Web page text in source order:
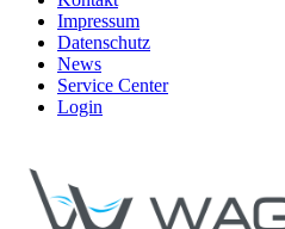
Impressum
Datenschutz
News
Service Center
Login